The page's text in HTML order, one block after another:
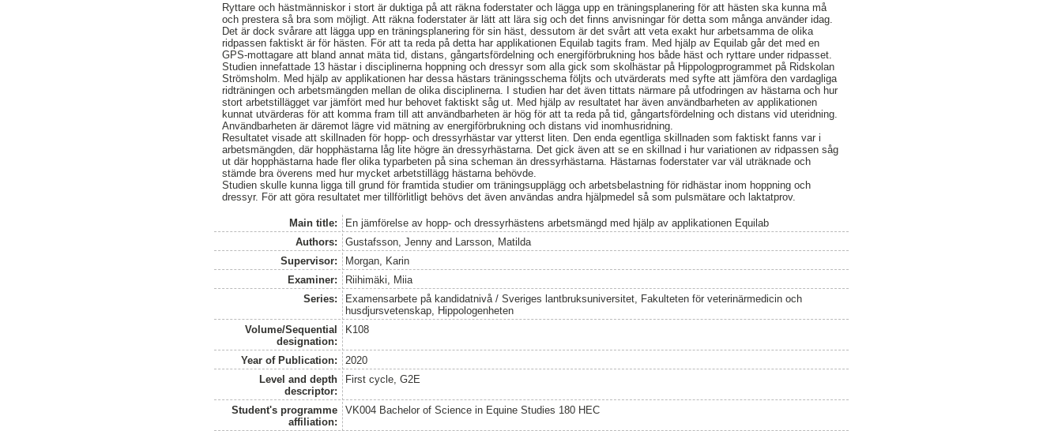
Ryttare och hästmänniskor i stort är duktiga på att räkna foderstater och lägga upp en träningsplanering för att hästen ska kunna må
och prestera så bra som möjligt. Att räkna foderstater är lätt att lära sig och det finns anvisningar för detta som många använder idag.
Det är dock svårare att lägga upp en träningsplanering för sin häst, dessutom är det svårt att veta exakt hur arbetsamma de olika
ridpassen faktiskt är för hästen. För att ta reda på detta har applikationen Equilab tagits fram. Med hjälp av Equilab går det med en
GPS-mottagare att bland annat mäta tid, distans, gångartsfördelning och energiförbrukning hos både häst och ryttare under ridpasset.
Studien innefattade 13 hästar i disciplinerna hoppning och dressyr som alla gick som skolhästar på Hippologprogrammet på Ridskolan
Strömsholm. Med hjälp av applikationen har dessa hästars träningsschema följts och utvärderats med syfte att jämföra den vardagliga
ridträningen och arbetsmängden mellan de olika disciplinerna. I studien har det även tittats närmare på utfodringen av hästarna och hur
stort arbetstillägget var jämfört med hur behovet faktiskt såg ut. Med hjälp av resultatet har även användbarheten av applikationen
kunnat utvärderas för att komma fram till att användbarheten är hög för att ta reda på tid, gångartsfördelning och distans vid uteridning.
Användbarheten är däremot lägre vid mätning av energiförbrukning och distans vid inomhusridning.
Resultatet visade att skillnaden för hopp- och dressyrhästar var ytterst liten. Den enda egentliga skillnaden som faktiskt fanns var i
arbetsmängden, där hopphästarna låg lite högre än dressyrhästarna. Det gick även att se en skillnad i hur variationen av ridpassen såg
ut där hopphästarna hade fler olika typarbeten på sina scheman än dressyrhästarna. Hästarnas foderstater var väl uträknade och
stämde bra överens med hur mycket arbetstillägg hästarna behövde.
Studien skulle kunna ligga till grund för framtida studier om träningsupplägg och arbetsbelastning för ridhästar inom hoppning och
dressyr. För att göra resultatet mer tillförlitligt behövs det även användas andra hjälpmedel så som pulsmätare och laktatprov.
Main title:
En jämförelse av hopp- och dressyrhästens arbetsmängd med hjälp av applikationen Equilab
Authors:
Gustafsson, Jennyand Larsson, Matilda
Supervisor:
Morgan, Karin
Examiner:
Riihimäki, Miia
Series:
Examensarbete på kandidatnivå / Sveriges lantbruksuniversitet, Fakulteten för veterinärmedicin och
husdjursvetenskap, Hippologenheten
Volume/Sequential
designation:
K108
Year of Publication:
2020
Level and depth
descriptor:
First cycle, G2E
Student's programme
affiliation:
VK004 Bachelor of Science in Equine Studies 180 HEC